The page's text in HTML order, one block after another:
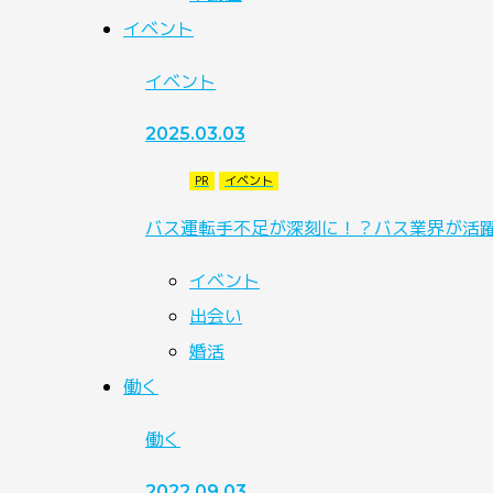
イベント
イベント
2025.03.03
PR イベント
バス運転手不足が深刻に！？バス業界が活
イベント
出会い
婚活
働く
働く